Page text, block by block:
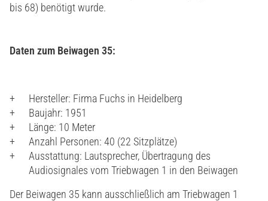
bis 68) benötigt wurde.
Daten zum Beiwagen 35:
Hersteller: Firma Fuchs in Heidelberg
Baujahr: 1951
Länge: 10 Meter
Anzahl Personen: 40 (22 Sitzplätze)
Ausstattung: Lautsprecher, Übertragung des
Audiosignales vom Triebwagen 1 in den Beiwagen
Der Beiwagen 35 kann ausschließlich am Triebwagen 1